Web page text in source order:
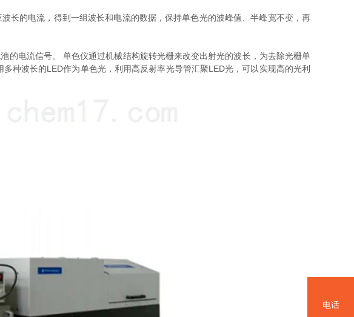
长的电流，得到一组波长和电流的数据，保持单色光的波峰值、半峰宽不变，再
电流信号。 单色仪通过机械结构旋转光栅来改变出射光的波长，为去除光栅单
种波长的LED作为单色光，利用高反射率光导管汇聚LED光，可以实现高的光利
电话